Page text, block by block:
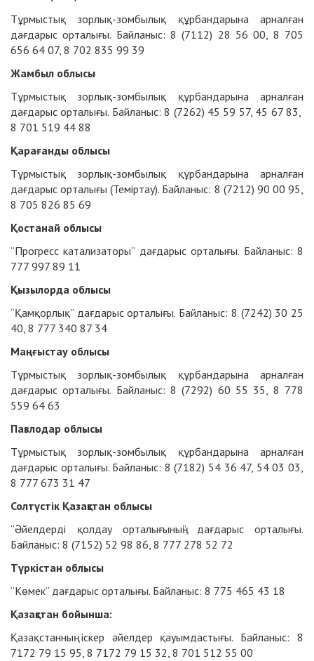
Тұрмыстық зорлық-зомбылық құрбандарына арналған
дағдарыс орталығы. Байланыс: 8 (7112) 28 56 00, 8 705
656 64 07, 8 702 835 99 39
Жамбыл облысы
Тұрмыстық зорлық-зомбылық құрбандарына арналған
дағдарыс орталығы. Байланыс: 8 (7262) 45 59 57, 45 67 83,
8 701 519 44 88
Қарағанды облысы
Тұрмыстық зорлық-зомбылық құрбандарына арналған
дағдарыс орталығы (Теміртау). Байланыс: 8 (7212) 90 00 95,
8 705 826 85 69
Қостанай облысы
“Прогресс катализаторы” дағдарыс орталығы. Байланыс: 8
777 997 89 11
Қызылорда облысы
“Қамқорлық” дағдарыс орталығы. Байланыс: 8 (7242) 30 25
40, 8 777 340 87 34
Маңғыстау облысы
Тұрмыстық зорлық-зомбылық құрбандарына арналған
дағдарыс орталығы. Байланыс: 8 (7292) 60 55 35, 8 778
559 64 63
Павлодар облысы
Тұрмыстық зорлық-зомбылық құрбандарына арналған
дағдарыс орталығы. Байланыс: 8 (7182) 54 36 47, 54 03 03,
8 777 673 31 47
Солтүстік Қазақстан облысы
“Әйелдерді қолдау орталығының” дағдарыс орталығы.
Байланыс: 8 (7152) 52 98 86, 8 777 278 52 72
Түркістан облысы
“Көмек” дағдарыс орталығы. Байланыс: 8 775 465 43 18
Қазақстан бойынша:
Қазақстанның іскер әйелдер қауымдастығы. Байланыс: 8
7172 79 15 95, 8 7172 79 15 32, 8 701 512 55 00